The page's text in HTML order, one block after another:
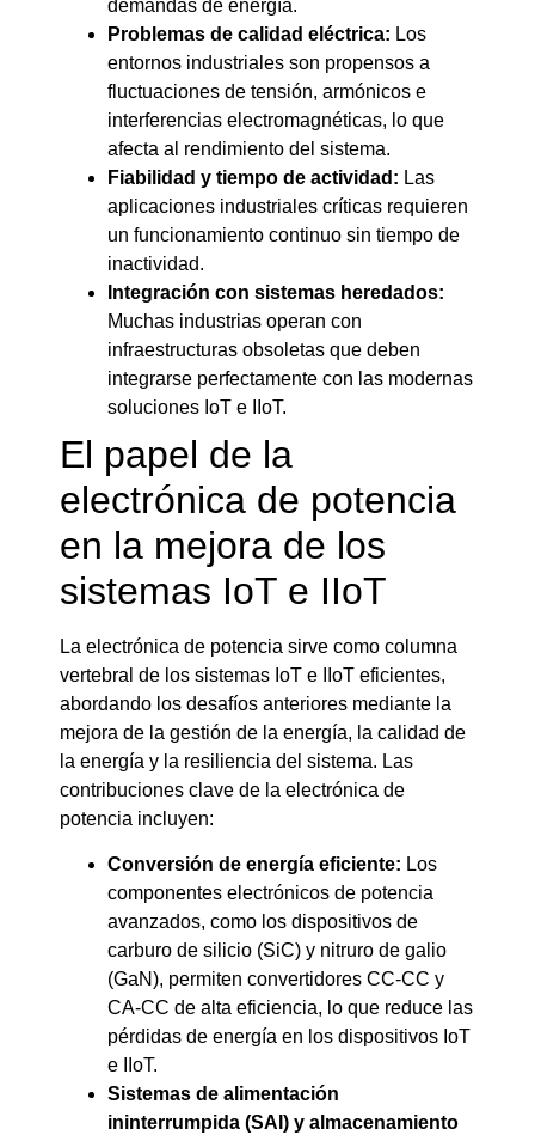
demandas de energía.
Problemas de calidad eléctrica: Los
entornos industriales son propensos a
fluctuaciones de tensión, armónicos e
interferencias electromagnéticas, lo que
afecta al rendimiento del sistema.
Fiabilidad y tiempo de actividad: Las
aplicaciones industriales críticas requieren
un funcionamiento continuo sin tiempo de
inactividad.
Integración con sistemas heredados:
Muchas industrias operan con
infraestructuras obsoletas que deben
integrarse perfectamente con las modernas
soluciones IoT e IIoT.
El papel de la
electrónica de potencia
en la mejora de los
sistemas IoT e IIoT
La electrónica de potencia sirve como columna
vertebral de los sistemas IoT e IIoT eficientes,
abordando los desafíos anteriores mediante la
mejora de la gestión de la energía, la calidad de
la energía y la resiliencia del sistema. Las
contribuciones clave de la electrónica de
potencia incluyen:
Conversión de energía eficiente: Los
componentes electrónicos de potencia
avanzados, como los dispositivos de
carburo de silicio (SiC) y nitruro de galio
(GaN), permiten convertidores CC-CC y
CA-CC de alta eficiencia, lo que reduce las
pérdidas de energía en los dispositivos IoT
e IIoT.
Sistemas de alimentación
ininterrumpida (SAI) y almacenamiento